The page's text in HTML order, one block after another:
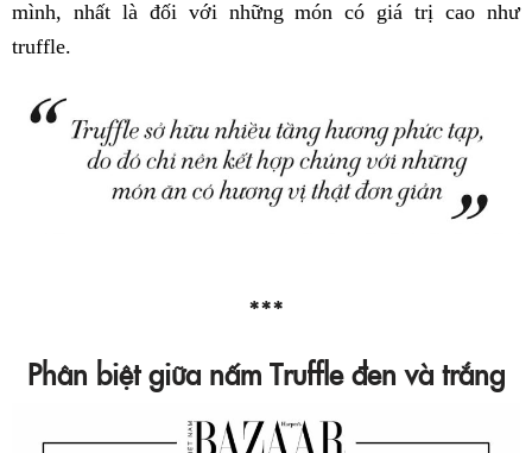
mình, nhất là đối với những món có giá trị cao như
truffle.
***
Phân biệt giữa nấm Truffle đen và trắng